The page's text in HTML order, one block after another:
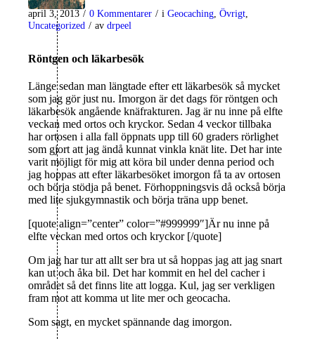
april 3, 2013 / 0 Kommentarer / iGeocaching,Övrigt,
Uncategorized / avdrpeel
Röntgen och läkarbesök
Länge sedan man längtade efter ett läkarbesök så mycket
som jag gör just nu. Imorgon är det dags för röntgen och
läkarbesök angående knäfrakturen. Jag är nu inne på elfte
veckan med ortos och kryckor. Sedan 4 veckor tillbaka
har ortosen i alla fall öppnats upp till 60 graders rörlighet
som gjort att jag ändå kunnat vinkla knät lite. Det har inte
varit möjligt för mig att köra bil under denna period och
jag hoppas att efter läkarbesöket imorgon få ta av ortosen
och börja stödja på benet. Förhoppningsvis då också börja
med lite sjukgymnastik och börja träna upp benet.
[quote align=”center” color=”#999999″]Är nu inne på
elfte veckan med ortos och kryckor [/quote]
Om jag har tur att allt ser bra ut så hoppas jag att jag snart
kan ut och åka bil. Det har kommit en hel del cacher i
området så det finns lite att logga. Kul, jag ser verkligen
fram mot att komma ut lite mer och geocacha.
Som sagt, en mycket spännande dag imorgon.